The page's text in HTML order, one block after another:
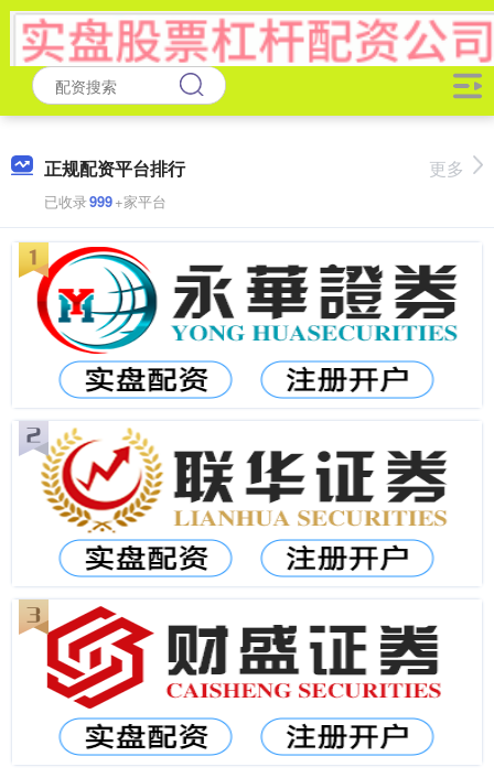
正规配资平台排行
已收录999+家平台
更多